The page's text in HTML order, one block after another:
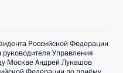
Российской Федерации
Управления
Москве Андрей Лукашов